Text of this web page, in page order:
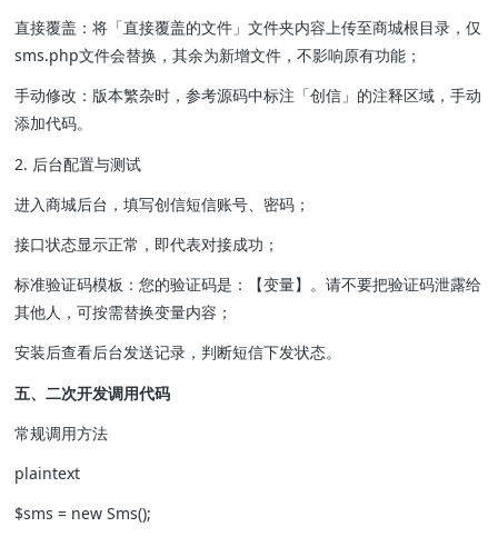
直接覆盖：将「直接覆盖的文件」文件夹内容上传至商城根目录，仅
sms.php文件会替换，其余为新增文件，不影响原有功能；
手动修改：版本繁杂时，参考源码中标注「创信」的注释区域，手动
添加代码。
2. 后台配置与测试
进入商城后台，填写创信短信账号、密码；
接口状态显示正常，即代表对接成功；
标准验证码模板：您的验证码是：【变量】。请不要把验证码泄露给
其他人，可按需替换变量内容；
安装后查看后台发送记录，判断短信下发状态。
五、二次开发调用代码
常规调用方法
plaintext
$sms = new Sms();